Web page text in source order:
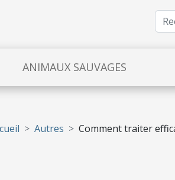
ANIMAUX SAUVAGES
Autres Comment traiter